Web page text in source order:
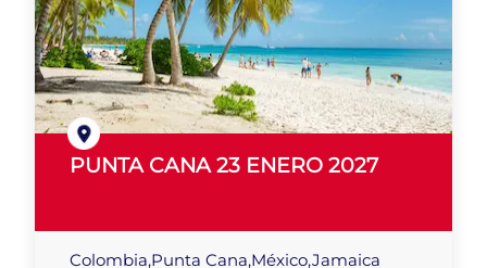
PUNTA CANA 23 ENERO 2027
Colombia,Punta Cana,México,Jamaica